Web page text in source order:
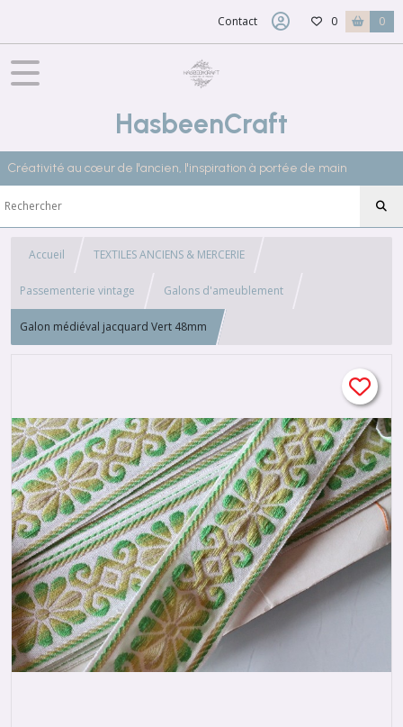
Contact 0 0
HasbeenCraft
Créativité au cœur de l'ancien, l'inspiration à portée de main
Accueil TEXTILES ANCIENS & MERCERIE
Passementerie vintage Galons d'ameublement
Galon médiéval jacquard Vert 48mm